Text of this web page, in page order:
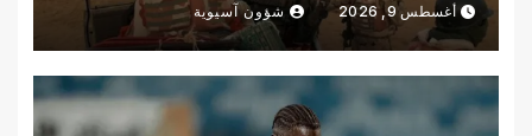
أغسطس 9, 2026 شؤون آسيوية